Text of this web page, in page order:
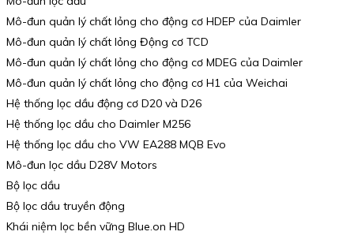
Mô-đun quản lý chất lỏng cho động cơ HDEP của Daimler
Mô-đun quản lý chất lỏng Động cơ TCD
Mô-đun quản lý chất lỏng cho động cơ MDEG của Daimler
Mô-đun quản lý chất lỏng cho động cơ H1 của Weichai
Hệ thống lọc dầu động cơ D20 và D26
Hệ thống lọc dầu cho Daimler M256
Hệ thống lọc dầu cho VW EA288 MQB Evo
Mô-đun lọc dầu D28V Motors
Bộ lọc dầu
Bộ lọc dầu truyền động
Khái niệm lọc bền vững Blue.on HD